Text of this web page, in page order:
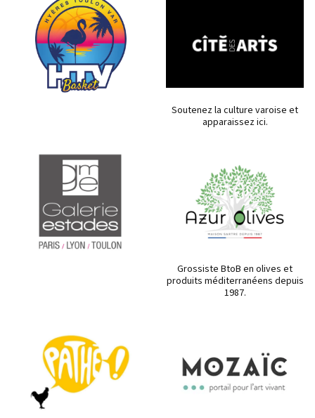
Soutenez la culture varoise et
apparaissez ici.
Grossiste BtoB en olives et
produits méditerranéens depuis
1987.